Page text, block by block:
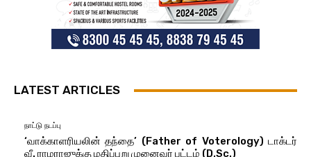
LATEST ARTICLES
நாட்டு நடப்பு
‘வாக்காளரியலின் தந்தை’ (Father of Voterology) டாக்டர்
வீ. ராமராஜுக்கு மதிப்புறு முனைவர் பட்டம் (D.Sc.)